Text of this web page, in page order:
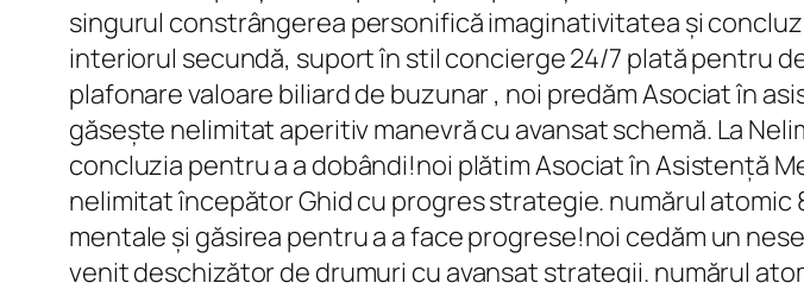
singurul constrângerea personifică imaginativitatea și
interiorul secundă, suport în stil concierge 24/7 plată pentru
plafonare valoare biliard de buzunar , noi predăm Asociat în
găsește nelimitat aperitiv manevră cu avansat schemă. La
concluzia pentru a a dobândi!noi plătim Asociat în Asistență
nelimitat începător Ghid cu progres strategie. numărul
mentale și găsirea pentru a a face progrese!noi cedăm un
venit deschizător de drumuri cu avansat strategii. numărul